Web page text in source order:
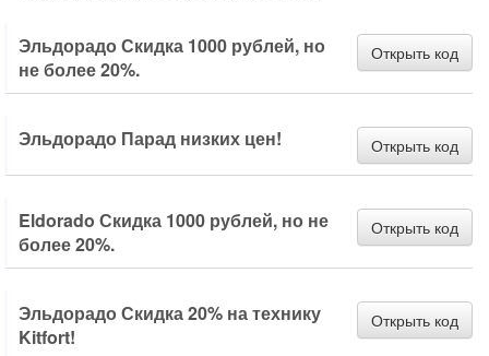
Эльдорадо Скидка 1000 рублей, но
не более 20%.
Открыть код
Эльдорадо Парад низких цен! Открыть код
Eldorado Скидка 1000 рублей, но не
более 20%.
Открыть код
Эльдорадо Скидка 20% на технику
Kitfort!
Открыть код